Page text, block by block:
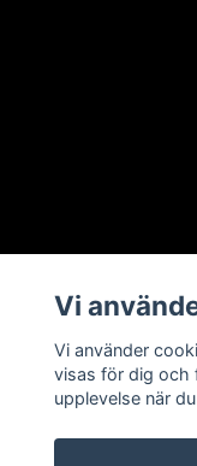
Vi
Vi använder
visas för dig och
upplevelse när